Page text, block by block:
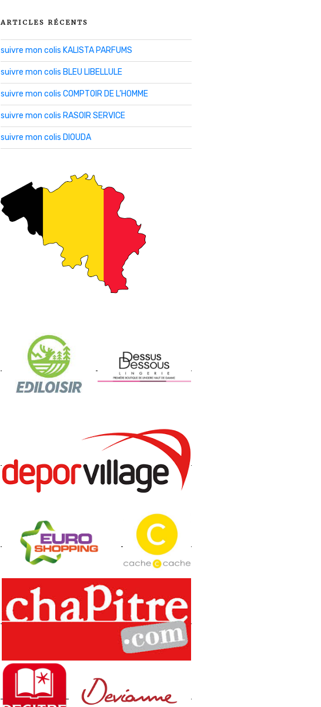
ARTICLES RÉCENTS
suivre mon colis KALISTA PARFUMS
suivre mon colis BLEU LIBELLULE
suivre mon colis COMPTOIR DE L’HOMME
suivre mon colis RASOIR SERVICE
suivre mon colis DIOUDA